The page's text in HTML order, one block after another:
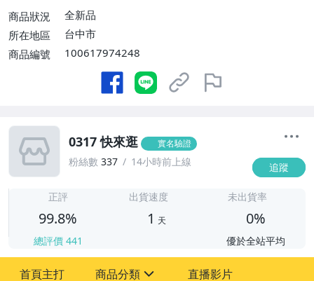
商品狀況
全新品
所在地區
台中市
商品編號
100617974248
0317 快來逛 實名驗證
粉絲數 337 14小時前上線 追蹤
正評
99.8%
總評價 441
出貨速度
1 天
未出貨率
0%
優於全站平均
首頁主打 商品分類 直播影片